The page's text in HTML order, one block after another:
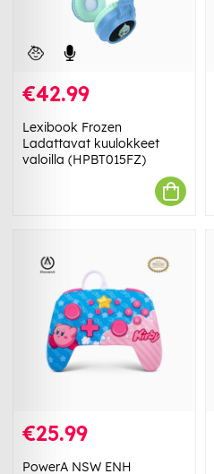
€42.99
Lexibook Frozen
Ladattavat kuulokkeet
valoilla (HPBT015FZ)
€25.99
PowerA NSW ENH